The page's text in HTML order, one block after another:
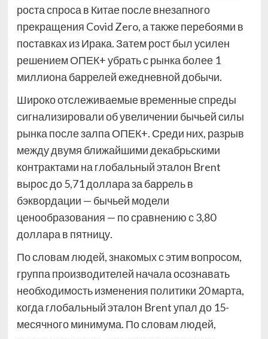
роста спроса в Китае после внезапного
прекращения Covid Zero, а также перебоями в
поставках из Ирака. Затем рост был усилен
решением ОПЕК+ убрать с рынка более 1
миллиона баррелей ежедневной добычи.
Широко отслеживаемые временные спреды
сигнализировали об увеличении бычьей силы
рынка после залпа ОПЕК+. Среди них, разрыв
между двумя ближайшими декабрьскими
контрактами на глобальный эталон Brent
вырос до 5,71 доллара за баррель в
бэквордации — бычьей модели
ценообразования — по сравнению с 3,80
доллара в пятницу.
По словам людей, знакомых с этим вопросом,
группа производителей начала осознавать
необходимость изменения политики 20 марта,
когда глобальный эталон Brent упал до 15-
месячного минимума. По словам людей,